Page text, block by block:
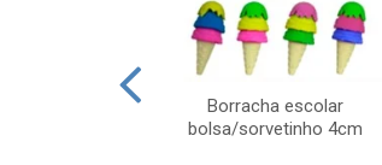
Borracha escolar
bolsa/sorvetinho 4cm